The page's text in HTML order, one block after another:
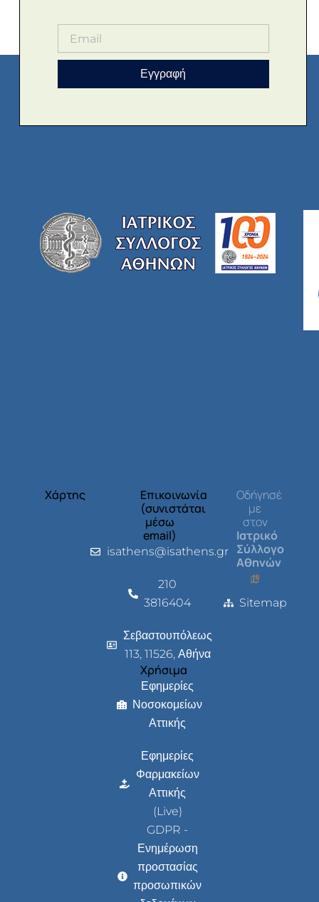
Εγγραφή
Χάρτης
Επικοινωνία
(συνιστάται
μέσω
email)
isathens@isathens.gr
210
3816404
Σεβαστουπόλεως
113, 11526, Αθήνα
Χρήσιμα
Εφημερίες
Νοσοκομείων
Αττικής
Εφημερίες
Φαρμακείων
Αττικής
(Live)
GDPR -
Ενημέρωση
προστασίας
προσωπικών
Οδήγησέ
με
στον
Ιατρικό
Σύλλογο
Αθηνών
Sitemap